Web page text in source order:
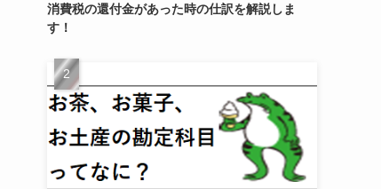
消費税の還付金があった時の仕訳を解説しま
す！